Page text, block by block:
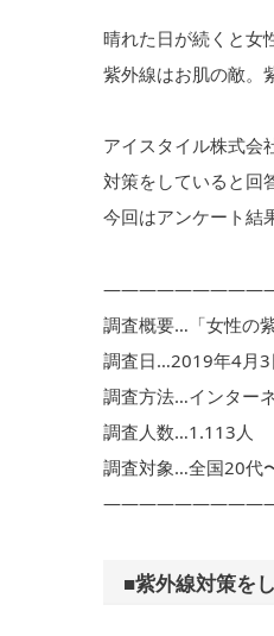
晴れた日が続くと女
紫外線はお肌の敵。
アイスタイル株式会
対策をしていると回
今回はアンケート結
調査概要…「女性の
調査日…2019年4月
調査方法…インター
調査人数…1.113人
調査対象…全国20代
■紫外線対策を